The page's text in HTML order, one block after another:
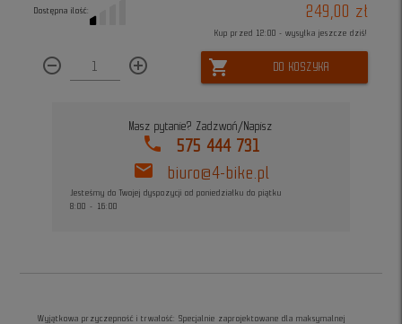
Dostępna ilość: 249,00 zł
Kup przed 12:00 - wysyłka jeszcze dziś!
remove_circle_outline add_circle_outline shopping_cart DO KOSZYKA
Masz pytanie? Zadzwoń/Napisz
phone 575 444 731
mail biuro@4-bike.pl
Jesteśmy do Twojej dyspozycji od poniedziałku do piątku
8:00 - 16:00
Wyjątkowa przyczepność i trwałość: Specjalnie zaprojektowane dla maksymalnej